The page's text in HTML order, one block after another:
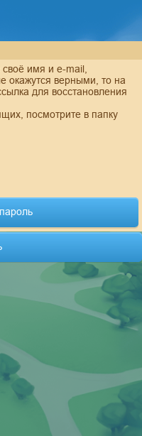
имя и e-mail,
окажутся верными, то на
для восстановления
посмотрите в папку